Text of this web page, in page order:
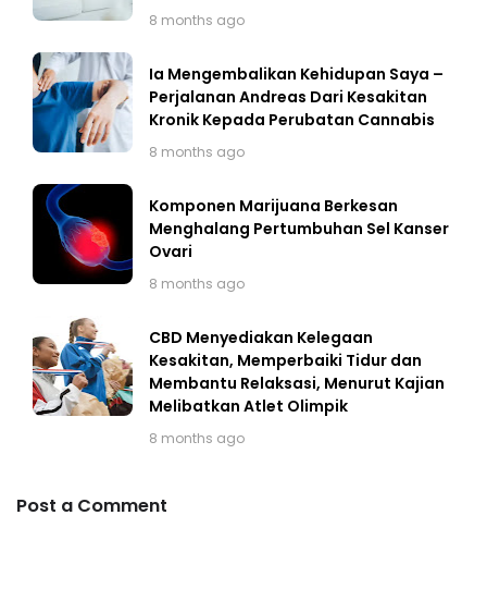
8 months ago
Ia Mengembalikan Kehidupan Saya –
Perjalanan Andreas Dari Kesakitan
Kronik Kepada Perubatan Cannabis
8 months ago
Komponen Marijuana Berkesan
Menghalang Pertumbuhan Sel Kanser
Ovari
8 months ago
CBD Menyediakan Kelegaan
Kesakitan, Memperbaiki Tidur dan
Membantu Relaksasi, Menurut Kajian
Melibatkan Atlet Olimpik
8 months ago
Post a Comment